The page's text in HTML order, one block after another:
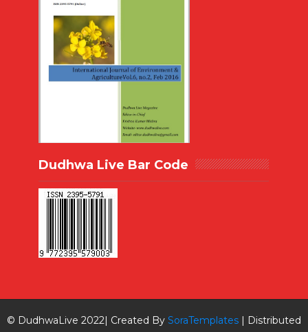
Dudhwa Live Bar Code
© DudhwaLive 2022| Created By SoraTemplates| Distributed